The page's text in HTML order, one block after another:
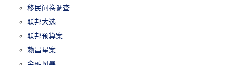
移民问卷调查
联邦大选
联邦预算案
赖昌星案